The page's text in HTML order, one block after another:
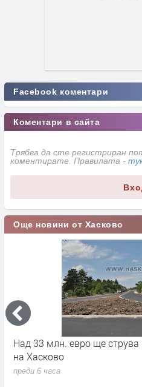
Facebook коментари
Коментари в сайта
Трябва да сте регистриран
коментирате. Правилата -
Още новини от Хасково
Над 33 млн. евро ще струва
на Хасково
преди 6 часа